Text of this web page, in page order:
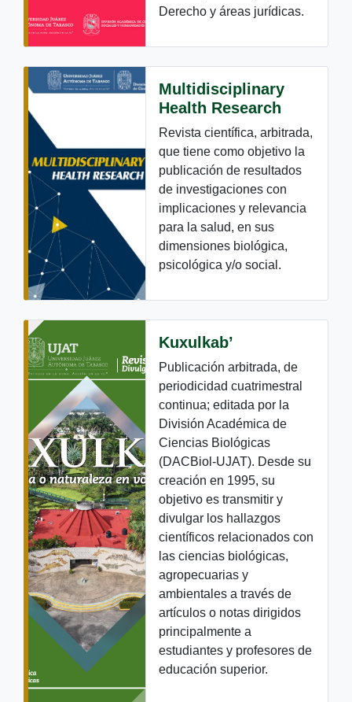
Derecho y áreas jurídicas.
Multidisciplinary
Health Research
Revista científica, arbitrada,
que tiene como objetivo la
publicación de resultados
de investigaciones con
implicaciones y relevancia
para la salud, en sus
dimensiones biológica,
psicológica y/o social.
Kuxulkab’
Publicación arbitrada, de
periodicidad cuatrimestral
continua; editada por la
División Académica de
Ciencias Biológicas
(DACBiol-UJAT). Desde su
creación en 1995, su
objetivo es transmitir y
divulgar los hallazgos
científicos relacionados con
las ciencias biológicas,
agropecuarias y
ambientales a través de
artículos o notas dirigidos
principalmente a
estudiantes y profesores de
educación superior.